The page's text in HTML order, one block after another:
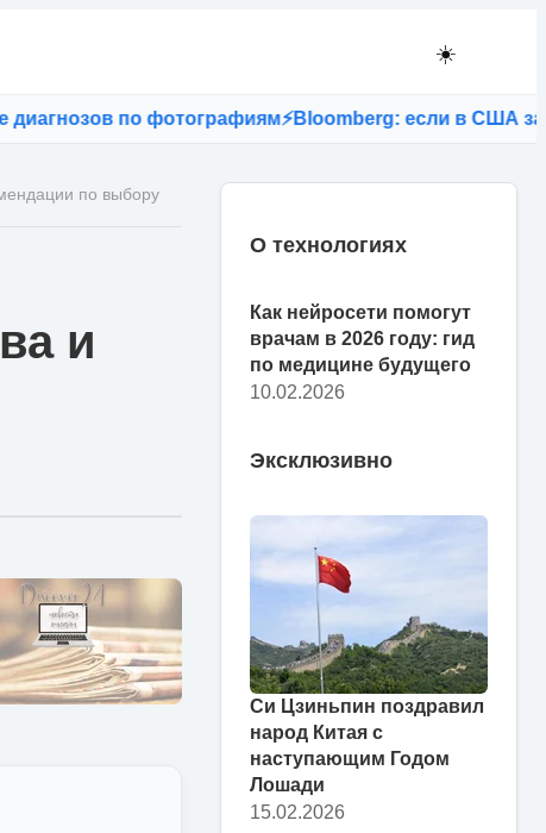
☀️
по фотографиям⚡Bloomberg: если в США
по выбору
и
О технологиях
Как нейросети помогут
врачам в 2026 году: гид
по медицине будущего
10.02.2026
Эксклюзивно
Си Цзиньпин поздравил
народ Китая с
наступающим Годом
Лошади
15.02.2026